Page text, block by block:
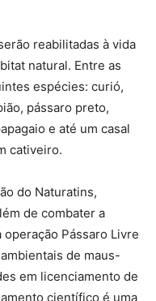
reabilitadas à vida
natural. Entre as
espécies: curió,
pássaro preto,
e até um casal
cativeiro.
do Naturatins,
de combater a
Pássaro Livre
de maus-
em licenciamento de
científico é uma